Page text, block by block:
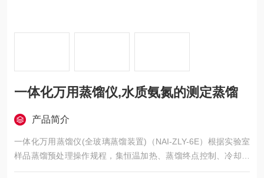
一体化万用蒸馏仪,水质氨氮的测定蒸馏
产品简介
一体化万用蒸馏仪(全玻璃蒸馏装置)（NAI-ZLY-6E）根据实验室
样品蒸馏预处理操作规程，集恒温加热、蒸馏终点控制、冷却循
环水于一体的新型智能蒸馏预处理设备。一体化万用蒸馏仪,水质